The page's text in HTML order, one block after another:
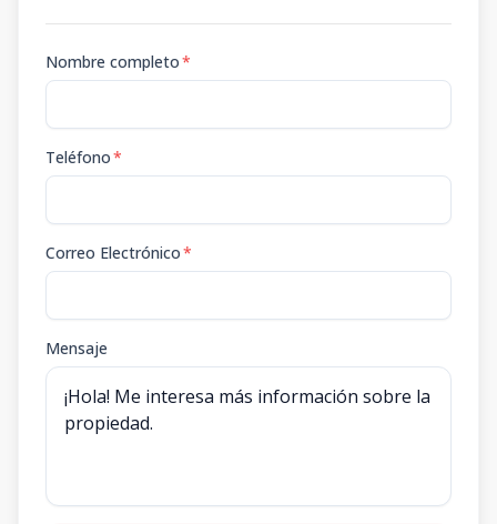
Nombre completo*
Teléfono*
Correo Electrónico*
Mensaje